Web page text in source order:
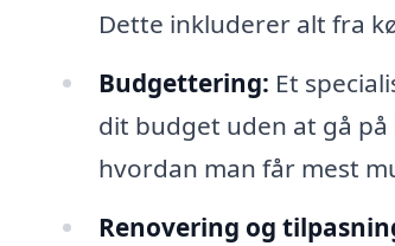
Dette inkluderer alt fra
Budgettering: Et
dit budget uden at gå
hvordan man får mest
Renovering og